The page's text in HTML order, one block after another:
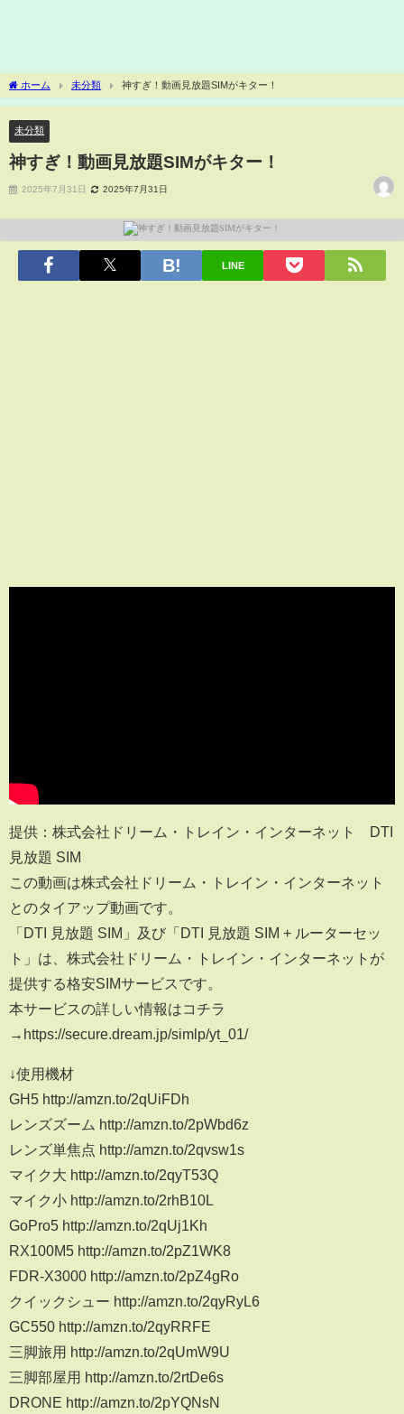
ホーム 未分類 神すぎ！動画見放題SIMがキター！
未分類
神すぎ！動画見放題SIMがキター！
2025年7月31日 2025年7月31日
LINE
提供：株式会社ドリーム・トレイン・インターネット DTI
見放題 SIM
この動画は株式会社ドリーム・トレイン・インターネット
とのタイアップ動画です。
「DTI 見放題 SIM」及び「DTI 見放題 SIM + ルーターセッ
ト」は、株式会社ドリーム・トレイン・インターネットが
提供する格安SIMサービスです。
本サービスの詳しい情報はコチラ
→https://secure.dream.jp/simlp/yt_01/
↓使用機材
GH5 http://amzn.to/2qUiFDh
レンズズーム http://amzn.to/2pWbd6z
レンズ単焦点 http://amzn.to/2qvsw1s
マイク大 http://amzn.to/2qyT53Q
マイク小 http://amzn.to/2rhB10L
GoPro5 http://amzn.to/2qUj1Kh
RX100M5 http://amzn.to/2pZ1WK8
FDR-X3000 http://amzn.to/2pZ4gRo
クイックシュー http://amzn.to/2qyRyL6
GC550 http://amzn.to/2qyRRFE
三脚旅用 http://amzn.to/2qUmW9U
三脚部屋用 http://amzn.to/2rtDe6s
DRONE http://amzn.to/2pYQNsN